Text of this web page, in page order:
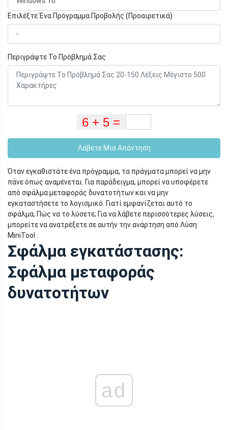
Επιλέξτε Ένα Πρόγραμμα Προβολής (Προαιρετικά)
Περιγράψτε Το Πρόβλημά Σας
Λάβετε Μια Απάντηση
Όταν εγκαθιστάτε ένα πρόγραμμα, τα πράγματα μπορεί να μην
πάνε όπως αναμένεται. Για παράδειγμα, μπορεί να υποφέρετε
από σφάλμα μεταφοράς δυνατοτήτων και να μην
εγκαταστήσετε το λογισμικό. Γιατί εμφανίζεται αυτό το
σφάλμα; Πώς να το λύσετε; Για να λάβετε περισσότερες λύσεις,
μπορείτε να ανατρέξετε σε αυτήν την ανάρτηση από Λύση
MiniTool .
Σφάλμα εγκατάστασης:
Σφάλμα μεταφοράς
δυνατοτήτων
ad